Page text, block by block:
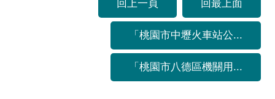
回上一頁
回最上面
「桃園市中壢火車站公...
「桃園市八德區機關用...